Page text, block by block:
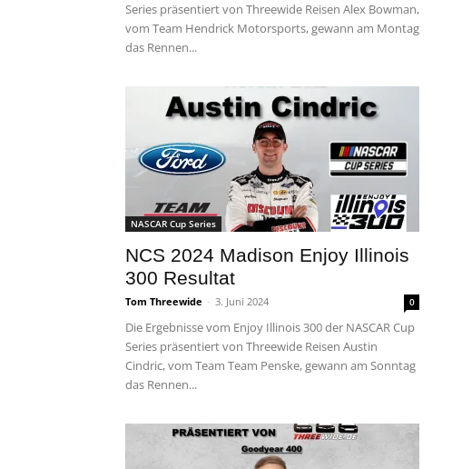
Series präsentiert von Threewide Reisen Alex Bowman,
vom Team Hendrick Motorsports, gewann am Montag
das Rennen...
NASCAR Cup Series
NCS 2024 Madison Enjoy Illinois
300 Resultat
Tom Threewide - 3. Juni 2024 0
Die Ergebnisse vom Enjoy Illinois 300 der NASCAR Cup
Series präsentiert von Threewide Reisen Austin
Cindric, vom Team Team Penske, gewann am Sonntag
das Rennen...